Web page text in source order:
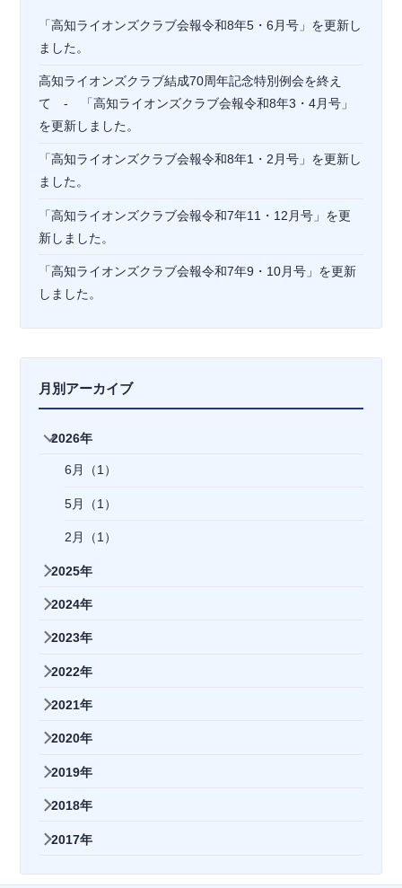
「高知ライオンズクラブ会報令和8年5・6月号」を更新し
ました。
高知ライオンズクラブ結成70周年記念特別例会を終え
て - 「高知ライオンズクラブ会報令和8年3・4月号」
を更新しました。
「高知ライオンズクラブ会報令和8年1・2月号」を更新し
ました。
「高知ライオンズクラブ会報令和7年11・12月号」を更
新しました。
「高知ライオンズクラブ会報令和7年9・10月号」を更新
しました。
月別アーカイブ
2026年
6月（1）
5月（1）
2月（1）
2025年
2024年
2023年
2022年
2021年
2020年
2019年
2018年
2017年